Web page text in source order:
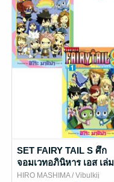
SET FAIRY TAIL S ศึก
จอมเวทอภินิหาร เอส เล่ม
1-2 (จบ)
HIRO MASHIMA/ Vibulkij